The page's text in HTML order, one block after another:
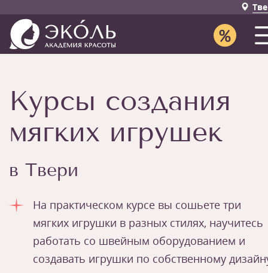
Курсы создания
мягких игрушек
в Твери
На практическом курсе вы сошьете три
мягких игрушки в разных стилях, научитесь
работать со швейным оборудованием и
создавать игрушки по собственному